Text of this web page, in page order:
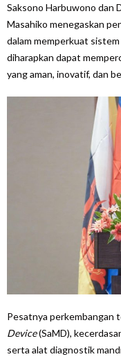
Saksono Harbuwono dan
Masahiko menegaskan
dalam memperkuat
diharapkan dapat
yang aman, inovatif, dan
Pesatnya perkembangan
Device(SaMD),
serta alat diagnostik